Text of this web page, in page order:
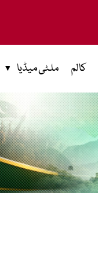
کالم ملٹی میڈیا